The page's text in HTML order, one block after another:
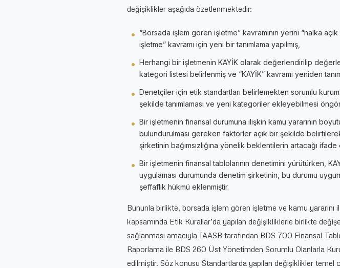
değişiklikler aşağıda özetlenmektedir:
“Borsada işlem gören işletme” kavramının yerini “halka açık
işletme” kavramı için yeni bir tanımlama yapılmış,
Herhangi bir işletmenin KAYİK olarak değerlendirilip
kategori listesi belirlenmiş ve “KAYİK” kavramı yeniden
Denetçiler için etik standartları belirlemekten sorumlu
şekilde tanımlaması ve yeni kategoriler ekleyebilmesi
Bir işletmenin finansal durumuna ilişkin kamu yararının
bulundurulması gereken faktörler açık bir şekilde
şirketinin bağımsızlığına yönelik beklentilerin artacağı
Bir işletmenin finansal tablolarının denetimini yürütürken,
uygulaması durumunda denetim şirketinin, bu durumu
şeffaflık hükmü eklenmiştir.
Bununla birlikte, borsada işlem gören işletme ve kamu yararını
kapsamında Etik Kurallar’da yapılan değişikliklerle birlikte
sağlanması amacıyla IAASB tarafından BDS 700 Finansal
Raporlama ile BDS 260 Üst Yönetimden Sorumlu Olanlarla
edilmiştir. Söz konusu Standartlarda yapılan değişiklikler temel